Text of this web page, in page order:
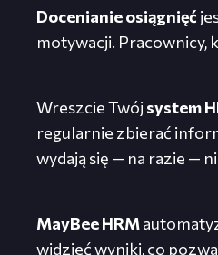
Docenianie osiągnięć
motywacji. Pracownicy,
Wreszcie Twój system
regularnie zbierać
wydają się — na razie —
MayBee HRM
widzieć wyniki, co